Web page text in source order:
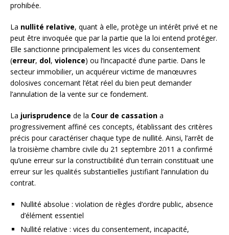
prohibée.
La nullité relative, quant à elle, protège un intérêt privé et ne
peut être invoquée que par la partie que la loi entend protéger.
Elle sanctionne principalement les vices du consentement
(erreur, dol, violence) ou l’incapacité d’une partie. Dans le
secteur immobilier, un acquéreur victime de manœuvres
dolosives concernant l’état réel du bien peut demander
l’annulation de la vente sur ce fondement.
La jurisprudence de la Cour de cassation a
progressivement affiné ces concepts, établissant des critères
précis pour caractériser chaque type de nullité. Ainsi, l’arrêt de
la troisième chambre civile du 21 septembre 2011 a confirmé
qu’une erreur sur la constructibilité d’un terrain constituait une
erreur sur les qualités substantielles justifiant l’annulation du
contrat.
Nullité absolue : violation de règles d’ordre public, absence
d’élément essentiel
Nullité relative : vices du consentement, incapacité,